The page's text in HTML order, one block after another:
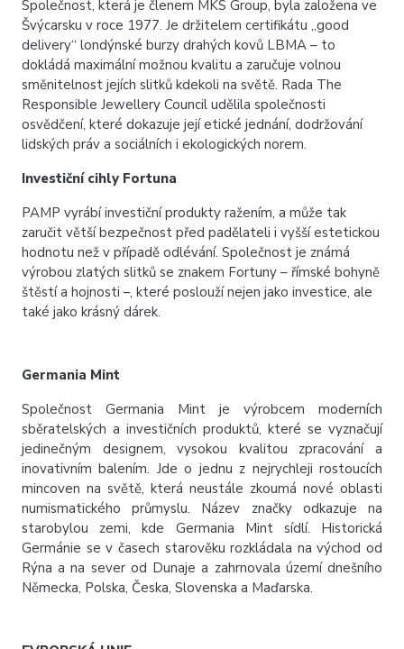
Společnost, která je členem MKS Group, byla založena ve
Švýcarsku v roce 1977. Je držitelem certifikátu „good
delivery“ londýnské burzy drahých kovů LBMA – to
dokládá maximální možnou kvalitu a zaručuje volnou
směnitelnost jejích slitků kdekoli na světě. Rada The
Responsible Jewellery Council udělila společnosti
osvědčení, které dokazuje její etické jednání, dodržování
lidských práv a sociálních i ekologických norem.
Investiční cihly Fortuna
PAMP vyrábí investiční produkty ražením, a může tak
zaručit větší bezpečnost před padělateli i vyšší estetickou
hodnotu než v případě odlévání. Společnost je známá
výrobou zlatých slitků se znakem Fortuny – římské bohyně
štěstí a hojnosti –, které poslouží nejen jako investice, ale
také jako krásný dárek.
Germania Mint
Společnost Germania Mint je výrobcem moderních
sběratelských a investičních produktů, které se vyznačují
jedinečným designem, vysokou kvalitou zpracování a
inovativním balením. Jde o jednu z nejrychleji rostoucích
mincoven na světě, která neustále zkoumá nové oblasti
numismatického průmyslu. Název značky odkazuje na
starobylou zemi, kde Germania Mint sídlí. Historická
Germánie se v časech starověku rozkládala na východ od
Rýna a na sever od Dunaje a zahrnovala území dnešního
Německa, Polska, Česka, Slovenska a Maďarska.